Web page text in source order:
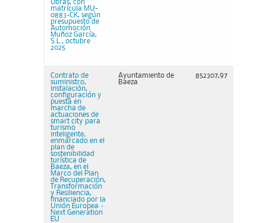
Obras, con
matrícula MU-
0883-CK, según
presupuesto de
Automoción
Muñoz García,
S.L., octubre
2025
Contrato de
suministro,
instalación,
configuración y
puesta en
marcha de
actuaciones de
smart city para
turismo
inteligente,
enmarcado en el
plan de
sostenibilidad
turística de
Baeza, en el
Marco del Plan
de Recuperación,
Transformación
y Resiliencia,
financiado por la
Unión Europea –
Next Generation
EU
Ayuntamiento de
Baeza
852307,97